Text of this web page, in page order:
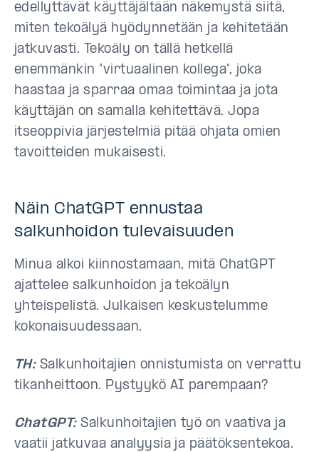
edellyttävät käyttäjältään näkemystä siitä,
miten tekoälyä hyödynnetään ja kehitetään
jatkuvasti. Tekoäly on tällä hetkellä
enemmänkin ”virtuaalinen kollega”, joka
haastaa ja sparraa omaa toimintaa ja jota
käyttäjän on samalla kehitettävä. Jopa
itseoppivia järjestelmiä pitää ohjata omien
tavoitteiden mukaisesti.
Näin ChatGPT ennustaa
salkunhoidon tulevaisuuden
Minua alkoi kiinnostamaan, mitä ChatGPT
ajattelee salkunhoidon ja tekoälyn
yhteispelistä. Julkaisen keskustelumme
kokonaisuudessaan.
TH:Salkunhoitajien onnistumista on verrattu
tikanheittoon. Pystyykö AI parempaan?
ChatGPT:Salkunhoitajien työ on vaativa ja
vaatii jatkuvaa analyysia ja päätöksentekoa.